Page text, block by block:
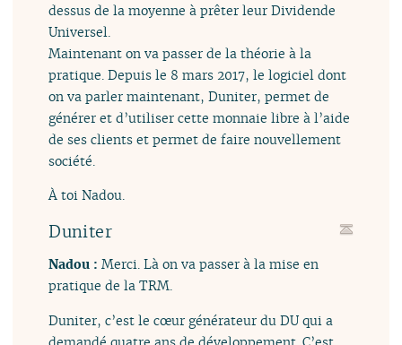
dessus de la moyenne à prêter leur Dividende
Universel.
Maintenant on va passer de la théorie à la
pratique. Depuis le 8 mars 2017, le logiciel dont
on va parler maintenant, Duniter, permet de
générer et d’utiliser cette monnaie libre à l’aide
de ses clients et permet de faire nouvellement
société.
À toi Nadou.
Duniter
Nadou :Merci. Là on va passer à la mise en
pratique de la TRM.
Duniter, c’est le cœur générateur du DU qui a